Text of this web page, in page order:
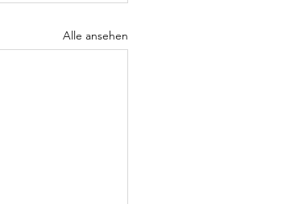
Alle ansehen